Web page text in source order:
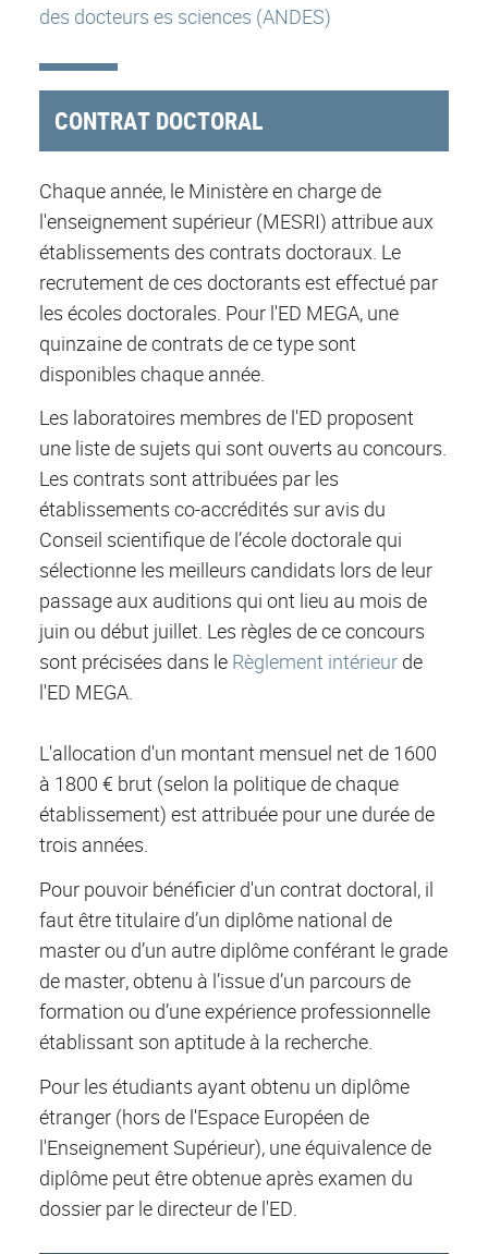
des docteurs es sciences (ANDES)
CONTRAT DOCTORAL
Chaque année, le Ministère en charge de
l'enseignement supérieur (MESRI) attribue aux
établissements des contrats doctoraux. Le
recrutement de ces doctorants est effectué par
les écoles doctorales. Pour l'ED MEGA, une
quinzaine de contrats de ce type sont
disponibles chaque année.
Les laboratoires membres de l'ED proposent
une liste de sujets qui sont ouverts au concours.
Les contrats sont attribuées par les
établissements co-accrédités sur avis du
Conseil scientifique de l’école doctorale qui
sélectionne les meilleurs candidats lors de leur
passage aux auditions qui ont lieu au mois de
juin ou début juillet. Les règles de ce concours
sont précisées dans le Règlement intérieur de
l'ED MEGA.
L'allocation d'un montant mensuel net de 1600
à 1800 € brut (selon la politique de chaque
établissement) est attribuée pour une durée de
trois années.
Pour pouvoir bénéficier d'un contrat doctoral, il
faut être titulaire d’un diplôme national de
master ou d’un autre diplôme conférant le grade
de master, obtenu à l’issue d’un parcours de
formation ou d’une expérience professionnelle
établissant son aptitude à la recherche.
Pour les étudiants ayant obtenu un diplôme
étranger (hors de l'Espace Européen de
l'Enseignement Supérieur), une équivalence de
diplôme peut être obtenue après examen du
dossier par le directeur de l'ED.